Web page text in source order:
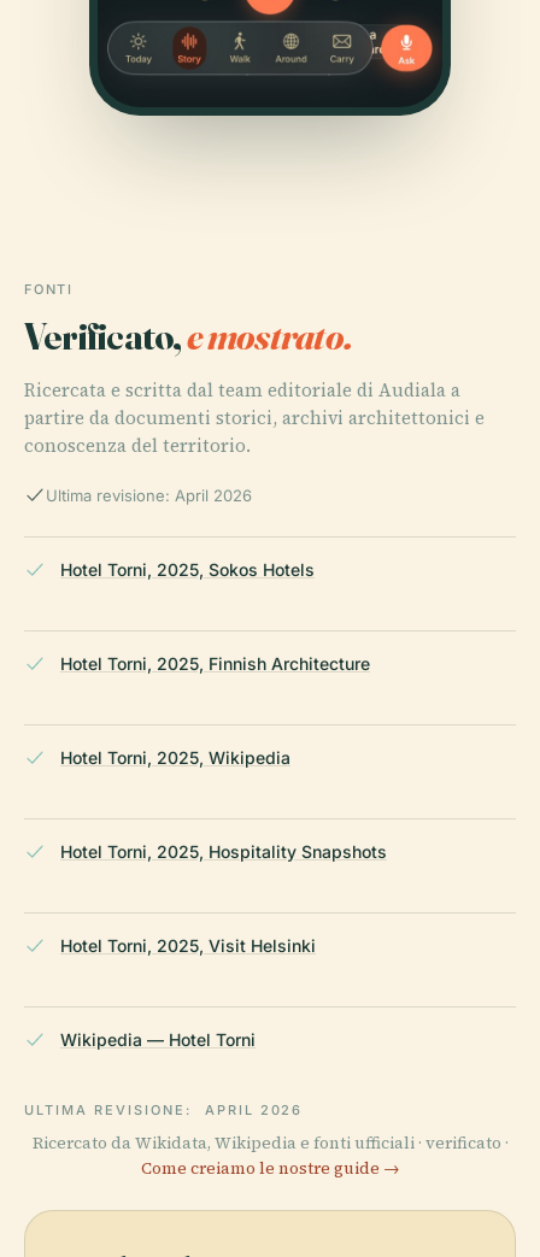
FONTI
Verificato,e mostrato.
Ricercata e scritta dal team editoriale di Audiala a
partire da documenti storici, archivi architettonici e
conoscenza del territorio.
Ultima revisione: April 2026
Hotel Torni, 2025, Sokos Hotels
Hotel Torni, 2025, Finnish Architecture
Hotel Torni, 2025, Wikipedia
Hotel Torni, 2025, Hospitality Snapshots
Hotel Torni, 2025, Visit Helsinki
Wikipedia — Hotel Torni
ULTIMA REVISIONE: APRIL 2026
Ricercato da Wikidata, Wikipedia e fonti ufficiali · verificato ·
Come creiamo le nostre guide →